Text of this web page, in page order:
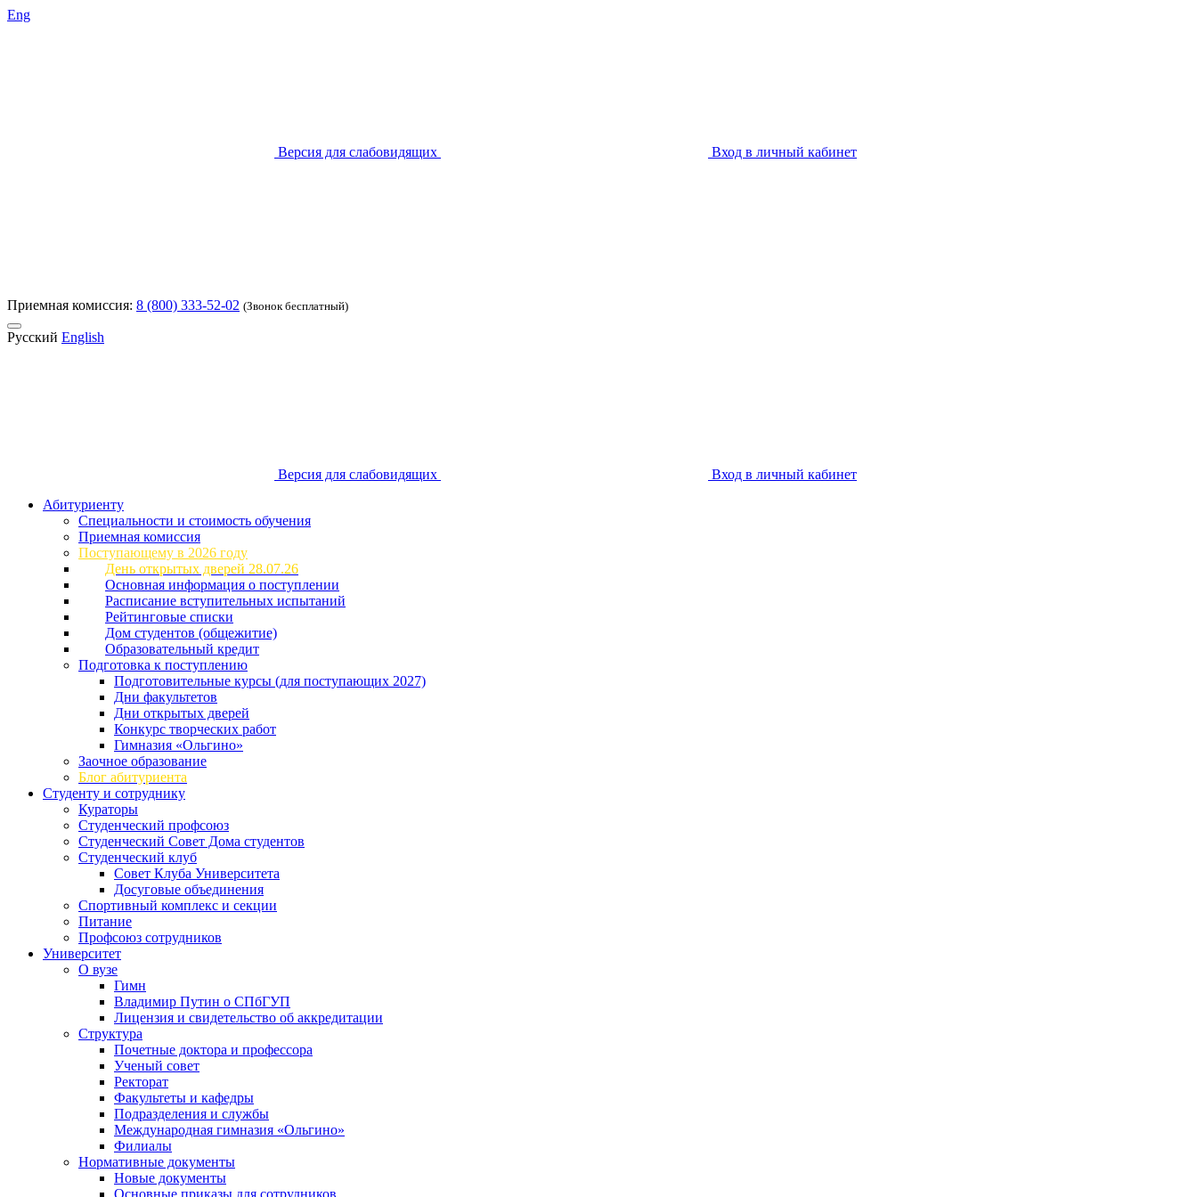
Eng
Версия для слабовидящих Вход в личный кабинет
Приемная комиссия: 8 (800) 333-52-02 (Звонок бесплатный)
Русский English
Версия для слабовидящих
Вход в личный кабинет
Абитуриенту
Специальности и стоимость обучения
Приемная комиссия
Поступающему в 2026 году
День открытых дверей 28.07.26
Основная информация о поступлении
Расписание вступительных испытаний
Рейтинговые списки
Дом студентов (общежитие)
Образовательный кредит
Подготовка к поступлению
Подготовительные курсы (для поступающих 2027)
Дни факультетов
Дни открытых дверей
Конкурс творческих работ
Гимназия «Ольгино»
Заочное образование
Блог абитуриента
Студенту и сотруднику
Кураторы
Студенческий профсоюз
Студенческий Совет Дома студентов
Студенческий клуб
Совет Клуба Университета
Досуговые объединения
Спортивный комплекс и секции
Питание
Профсоюз сотрудников
Университет
О вузе
Гимн
Владимир Путин о СПбГУП
Лицензия и свидетельство об аккредитации
Структура
Почетные доктора и профессора
Ученый совет
Ректорат
Факультеты и кафедры
Подразделения и службы
Международная гимназия «Ольгино»
Филиалы
Нормативные документы
Новые документы
Основные приказы для сотрудников